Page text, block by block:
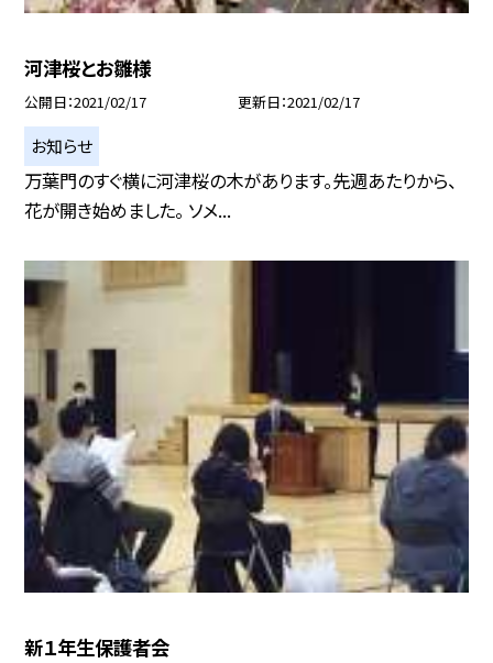
河津桜とお雛様
公開日 2021/02/17 更新日 2021/02/17
お知らせ
万葉門のすぐ横に河津桜の木があります。先週あたりから、
花が開き始めました。 ソメ...
新１年生保護者会